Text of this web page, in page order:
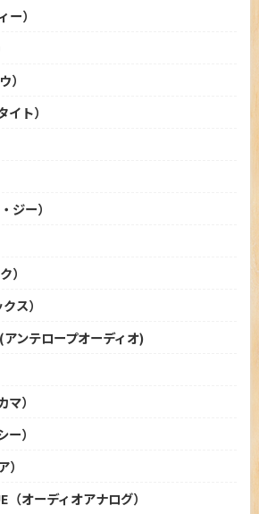
）
）
ト）
ジー）
）
ス）
ンテロープオーディオ)
）
）
（オーディオアナログ）